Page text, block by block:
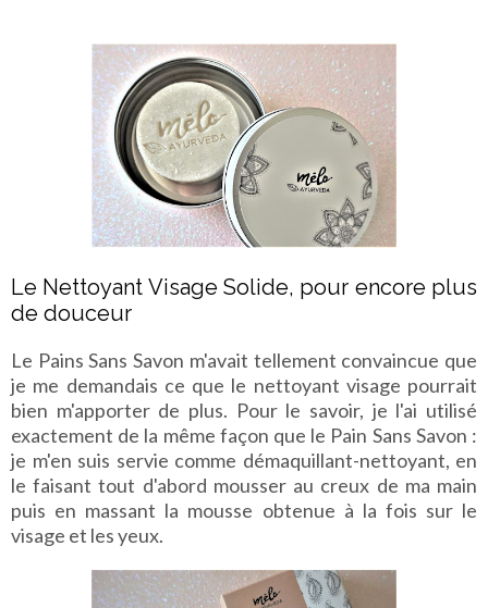
Le Nettoyant Visage Solide, pour encore plus
de douceur
Le Pains Sans Savon m'avait tellement convaincue que
je me demandais ce que le nettoyant visage pourrait
bien m'apporter de plus. Pour le savoir, je l'ai utilisé
exactement de la même façon que le Pain Sans Savon :
je m'en suis servie comme démaquillant-nettoyant, en
le faisant tout d'abord mousser au creux de ma main
puis en massant la mousse obtenue à la fois sur le
visage et les yeux.